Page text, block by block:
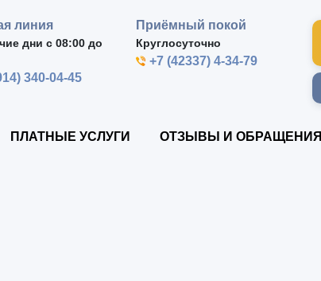
линия
дни с 08:00 до
340-04-45
Приёмный покой
Круглосуточно
+7 (42337) 4-34-79
ПЛАТНЫЕ УСЛУГИ ОТЗЫВЫ И ОБРАЩЕНИЯ